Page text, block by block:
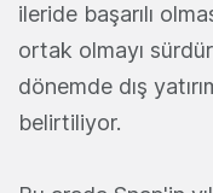
ileride başarılı
ortak olmayı
dönemde dış
belirtiliyor.